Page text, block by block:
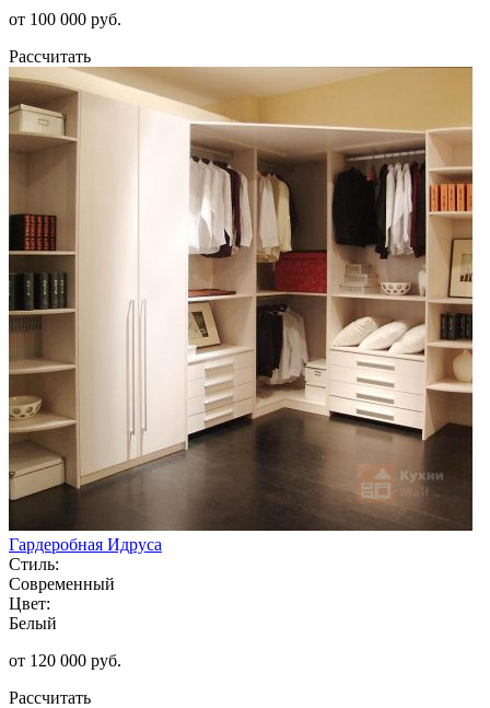
от 100 000 руб.
Рассчитать
Гардеробная Идруса
Стиль:
Современный
Цвет:
Белый
от 120 000 руб.
Рассчитать